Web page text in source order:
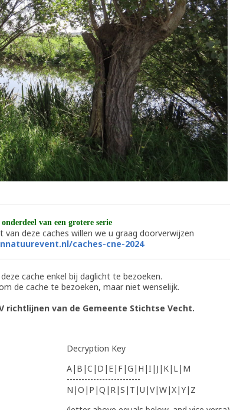
onderdeel van een grotere serie
deze caches willen we u graag doorverwijzen
caches-cne-2024
cache enkel bij daglicht te bezoeken.
de cache te bezoeken, maar niet wenselijk.
richtlijnen van de Gemeente Stichtse Vecht.
Decryption Key
A|B|C|D|E|F|G|H|I|J|K|L|M
-------------------------
N|O|P|Q|R|S|T|U|V|W|X|Y|Z